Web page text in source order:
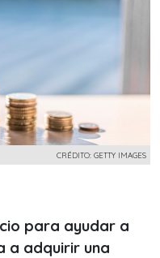
CRÉDITO: GETTY IMAGES
para ayudar a
a adquirir una